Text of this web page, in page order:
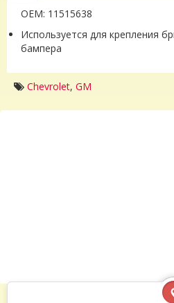
OEM: 11515638
Используется для крепления
бампера
Chevrolet, GM